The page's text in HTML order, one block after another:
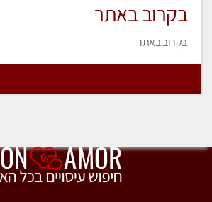
בקרוב באתר
בקרוב באתר